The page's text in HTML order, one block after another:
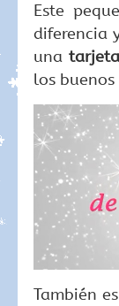
Este
diferencia
una
los buenos
También